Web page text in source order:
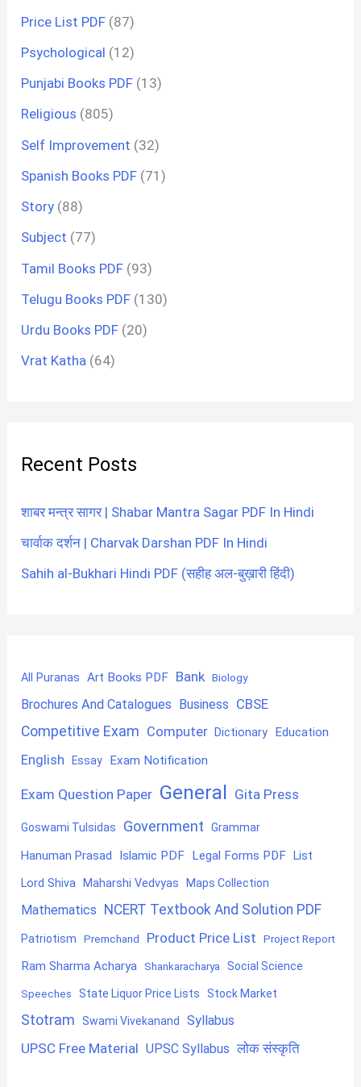
Price List PDF (87)
Psychological (12)
Punjabi Books PDF (13)
Religious (805)
Self Improvement (32)
Spanish Books PDF (71)
Story (88)
Subject (77)
Tamil Books PDF (93)
Telugu Books PDF (130)
Urdu Books PDF (20)
Vrat Katha (64)
Recent Posts
शाबर मन्त्र सागर | Shabar Mantra Sagar PDF In Hindi
चार्वाक दर्शन | Charvak Darshan PDF In Hindi
Sahih al-Bukhari Hindi PDF (सहीह अल-बुख़ारी हिंदी)
All Puranas Art Books PDF Bank Biology
Brochures And Catalogues Business CBSE
Competitive Exam Computer Dictionary Education
English Essay Exam Notification
Exam Question Paper General Gita Press
Goswami Tulsidas Government Grammar
Hanuman Prasad Islamic PDF Legal Forms PDF List
Lord Shiva Maharshi Vedvyas Maps Collection
Mathematics NCERT Textbook And Solution PDF
Patriotism Premchand Product Price List Project Report
Ram Sharma Acharya Shankaracharya Social Science
Speeches State Liquor Price Lists Stock Market
Stotram Swami Vivekanand Syllabus
UPSC Free Material UPSC Syllabus लोक संस्कृति